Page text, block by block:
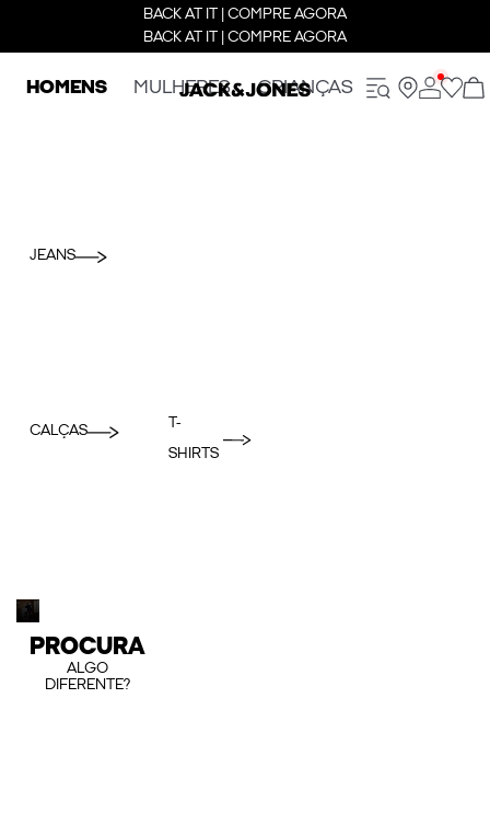
BACK AT IT | COMPRE AGORA
BACK AT IT | COMPRE AGORA
HOMENS MULHERES CRIANÇAS
JEANS
CALÇAS
T-
SHIRTS
PROCURA
ALGO
DIFERENTE?